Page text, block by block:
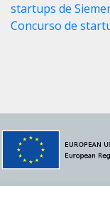
startups de
Concurso de